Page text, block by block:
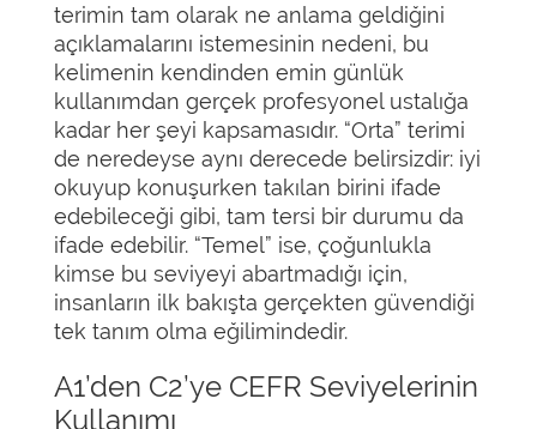
terimin tam olarak ne anlama geldiğini
açıklamalarını istemesinin nedeni, bu
kelimenin kendinden emin günlük
kullanımdan gerçek profesyonel ustalığa
kadar her şeyi kapsamasıdır. “Orta” terimi
de neredeyse aynı derecede belirsizdir: iyi
okuyup konuşurken takılan birini ifade
edebileceği gibi, tam tersi bir durumu da
ifade edebilir. “Temel” ise, çoğunlukla
kimse bu seviyeyi abartmadığı için,
insanların ilk bakışta gerçekten güvendiği
tek tanım olma eğilimindedir.
A1’den C2’ye CEFR Seviyelerinin
Kullanımı